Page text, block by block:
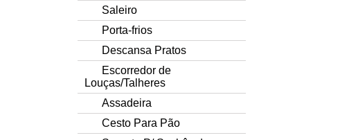
Saleiro
Porta-frios
Descansa Pratos
Escorredor de
Louças/Talheres
Assadeira
Cesto Para Pão